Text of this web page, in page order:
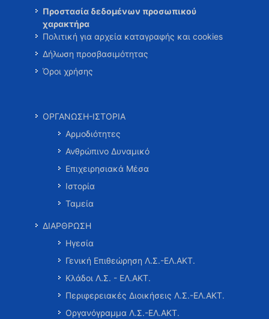
Προστασία δεδομένων προσωπικού
χαρακτήρα
Πολιτική για αρχεία καταγραφής και cookies
Δήλωση προσβασιμότητας
Όροι χρήσης
ΟΡΓΑΝΩΣΗ-ΙΣΤΟΡΙΑ
Αρμοδιότητες
Ανθρώπινο Δυναμικό
Επιχειρησιακά Μέσα
Ιστορία
Ταμεία
ΔΙΑΡΘΡΩΣΗ
Ηγεσία
Γενική Επιθεώρηση Λ.Σ.-ΕΛ.ΑΚΤ.
Κλάδοι Λ.Σ. - ΕΛ.ΑΚΤ.
Περιφερειακές Διοικήσεις Λ.Σ.-ΕΛ.ΑΚΤ.
Οργανόγραμμα Λ.Σ.-ΕΛ.ΑΚΤ.